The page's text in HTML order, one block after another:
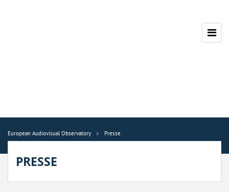
European Audiovisual Observatory Presse
PRESSE